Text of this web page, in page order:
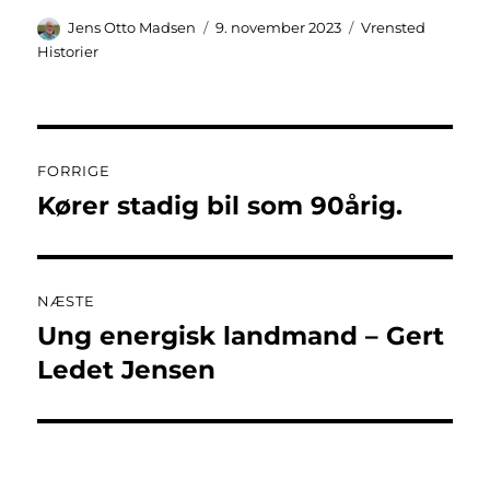
Forfatter
Jens Otto Madsen Udgivet
9. november 2023 Kategorier
Vrensted
Historier
FORRIGE
Forrige
Kører stadig bil som 90årig.
NÆSTE
Næste
indlæg:
Ung energisk landmand – Gert
Ledet Jensen